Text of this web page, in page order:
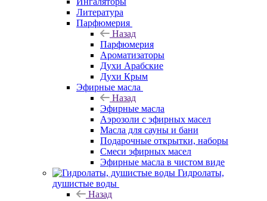
Литература
Парфюмерия
Назад
Парфюмерия
Ароматизаторы
Духи Арабские
Духи Крым
Эфирные масла
Назад
Эфирные масла
Аэрозоли с эфирных масел
Масла для сауны и бани
Подарочные открытки, наборы
Смеси эфирных масел
Эфирные масла в чистом виде
Гидролаты,
душистые воды
Назад